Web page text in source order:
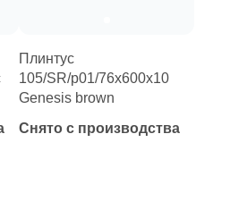
Плинтус
105/SR/p01/76х600х10
Genesis brown
Снято с производства